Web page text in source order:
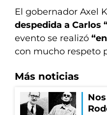
El gobernador Axel
despedida a Carlos
evento se realizó
con mucho respeto
Más noticias